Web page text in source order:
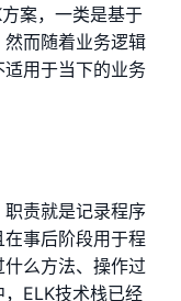
案，一类是基于
而随着业务逻辑
用于当下的业务
职责就是记录程序
事后阶段用于程
么方法、操作过
ELK技术栈已经